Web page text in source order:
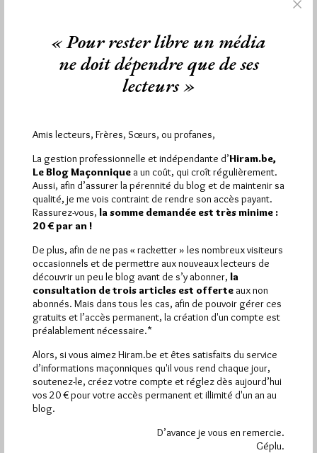
Thierry Zaveroni nouveau Grand
Maître de la GLDF
Par Géplu
Accès libre
Samedi 18/06/22
Lu 3982 fois
Communiqué de la Grande Loge de France Samedi 18 juin
2022, lors de son Assemblée Générale annuelle, les Députés
DansDivers 7 commentaires
« Pour rester libre un média
ne doit dépendre que de ses
lecteurs »
Amis lecteurs, Frères, Sœurs, ou profanes,
La gestion professionnelle et indépendante d’Hiram.be,
Le Blog Maçonnique a un coût, qui croît régulièrement.
Aussi, afin d’assurer la pérennité du blog et de maintenir sa
qualité, je me vois contraint de rendre son accès payant.
Rassurez-vous, la somme demandée est très minime :
20 € par an !
De plus, afin de ne pas « racketter » les nombreux visiteurs
occasionnels et de permettre aux nouveaux lecteurs de
découvrir un peu le blog avant de s’y abonner, la
consultation de trois articles est offerte aux non
abonnés. Mais dans tous les cas, afin de pouvoir gérer ces
gratuits et l’accès permanent, la création d'un compte est
préalablement nécessaire.*
Alors, si vous aimez Hiram.be et êtes satisfaits du service
d’informations maçonniques qu'il vous rend chaque jour,
soutenez-le, créez votre compte et réglez dès aujourd’hui
vos 20 € pour votre accès permanent et illimité d'un an au
blog.
D’avance je vous en remercie.
Géplu.